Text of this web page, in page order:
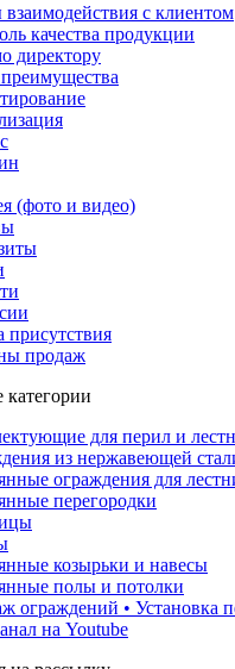
с клиентом
качества продукции
директору
(фото и видео)
присутствия
продаж
для перил и
из нержавеющей
ограждения для
перегородки
козырьки и навесы
полы и потолки
ограждений • Установка
на Youtube